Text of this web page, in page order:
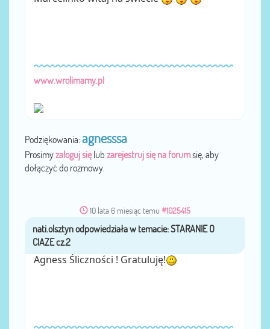
www.wrolimamy.pl
Podziękowania:agnesssa
Prosimyzaloguj sięlub zarejestruj się na forumsię, aby
dołączyć do rozmowy.
10 lata 6 miesiąc temu #1025415
przeznati.olsztyn
Agness Śliczności ! Gratuluję!